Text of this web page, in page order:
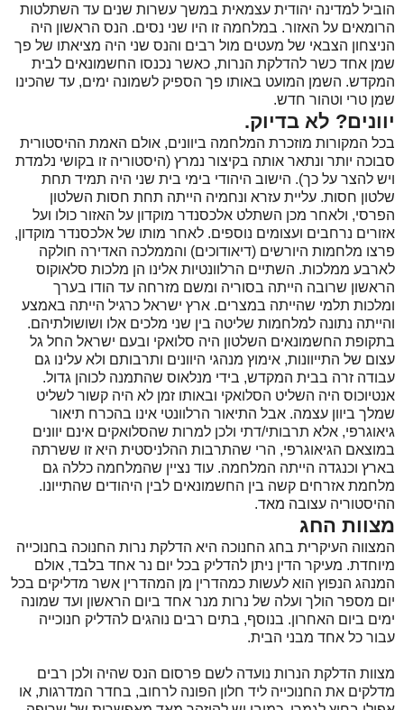
הוביל למדינה יהודית עצמאית במשך עשרות שנים עד השתלטות
הרומאים על האזור. במלחמה זו היו שני נסים. הנס הראשון היה
הניצחון הצבאי של מעטים מול רבים והנס שני היה מציאתו של פך
שמן אחד כשר להדלקת הנרות, כאשר נכנסו החשמונאים לבית
המקדש. השמן המועט באותו פך הספיק לשמונה ימים, עד שהכינו
שמן טרי וטהור חדש.
יוונים? לא בדיוק.
בכל המקורות מוזכרת המלחמה ביוונים, אולם האמת ההיסטורית
סבוכה יותר ונתאר אותה בקיצור נמרץ (היסטוריה זו בקושי נלמדת
ויש להצר על כך). הישוב היהודי בימי בית שני היה תמיד תחת
שלטון חסות. עליית עזרא ונחמיה הייתה תחת חסות השלטון
הפרסי, ולאחר מכן השתלט אלכסנדר מוקדון על האזור כולו ועל
אזורים נרחבים ועצומים נוספים. לאחר מותו של אלכסנדר מוקדון,
פרצו מלחמות היורשים (דיאודוכים) והממלכה האדירה חולקה
לארבע ממלכות. השתיים הרלוונטיות אלינו הן מלכות סלאוקוס
הראשון שרובה הייתה בסוריה ומשם מזרחה עד הודו בערך
ומלכות תלמי שהייתה במצרים. ארץ ישראל כרגיל הייתה באמצע
והייתה נתונה למלחמות שליטה בין שני מלכים אלו ושושולתיהם.
בתקופת החשמונאים השלטון היה סלואקי ובעם ישראל החל גל
עצום של התייוונות, אימוץ מנהגי היוונים ותרבותם ולא עלינו גם
עבודה זרה בבית המקדש, בידי מנלאוס שהתמנה לכוהן גדול.
אנטיוכוס היה השליט הסלואקי ובאותו זמן לא היה קשור לשליט
שמלך ביוון עצמה. אבל התיאור הרלוונטי אינו בהכרח תיאור
גיאוגרפי, אלא תרבותי/דתי ולכן למרות שהסלואקים אינם יוונים
במוצאם הגיאוגרפי, הרי שהתרבות ההלניסטית היא זו ששרתה
בארץ וכנגדה הייתה המלחמה. עוד נציין שהמלחמה כללה גם
מלחמת אזרחים קשה בין החשמונאים לבין היהודים שהתייונו.
ההיסטוריה עצובה מאד.
מצוות החג
המצווה העיקרית בחג החנוכה היא הדלקת נרות החנוכה בחנוכייה
מיוחדת. מעיקר הדין ניתן להדליק בכל יום נר אחד בלבד, אולם
המנהג הנפוץ הוא לעשות כמהדרין מן המהדרין אשר מדליקים בכל
יום מספר הולך ועלה של נרות מנר אחד ביום הראשון ועד שמונה
ימים ביום האחרון. בנוסף, בתים רבים נוהגים להדליק חנוכייה
עבור כל אחד מבני הבית.
מצוות הדלקת הנרות נועדה לשם פרסום הנס שהיה ולכן רבים
מדלקים את החנוכייה ליד חלון הפונה לרחוב, בחדר המדרגות, או